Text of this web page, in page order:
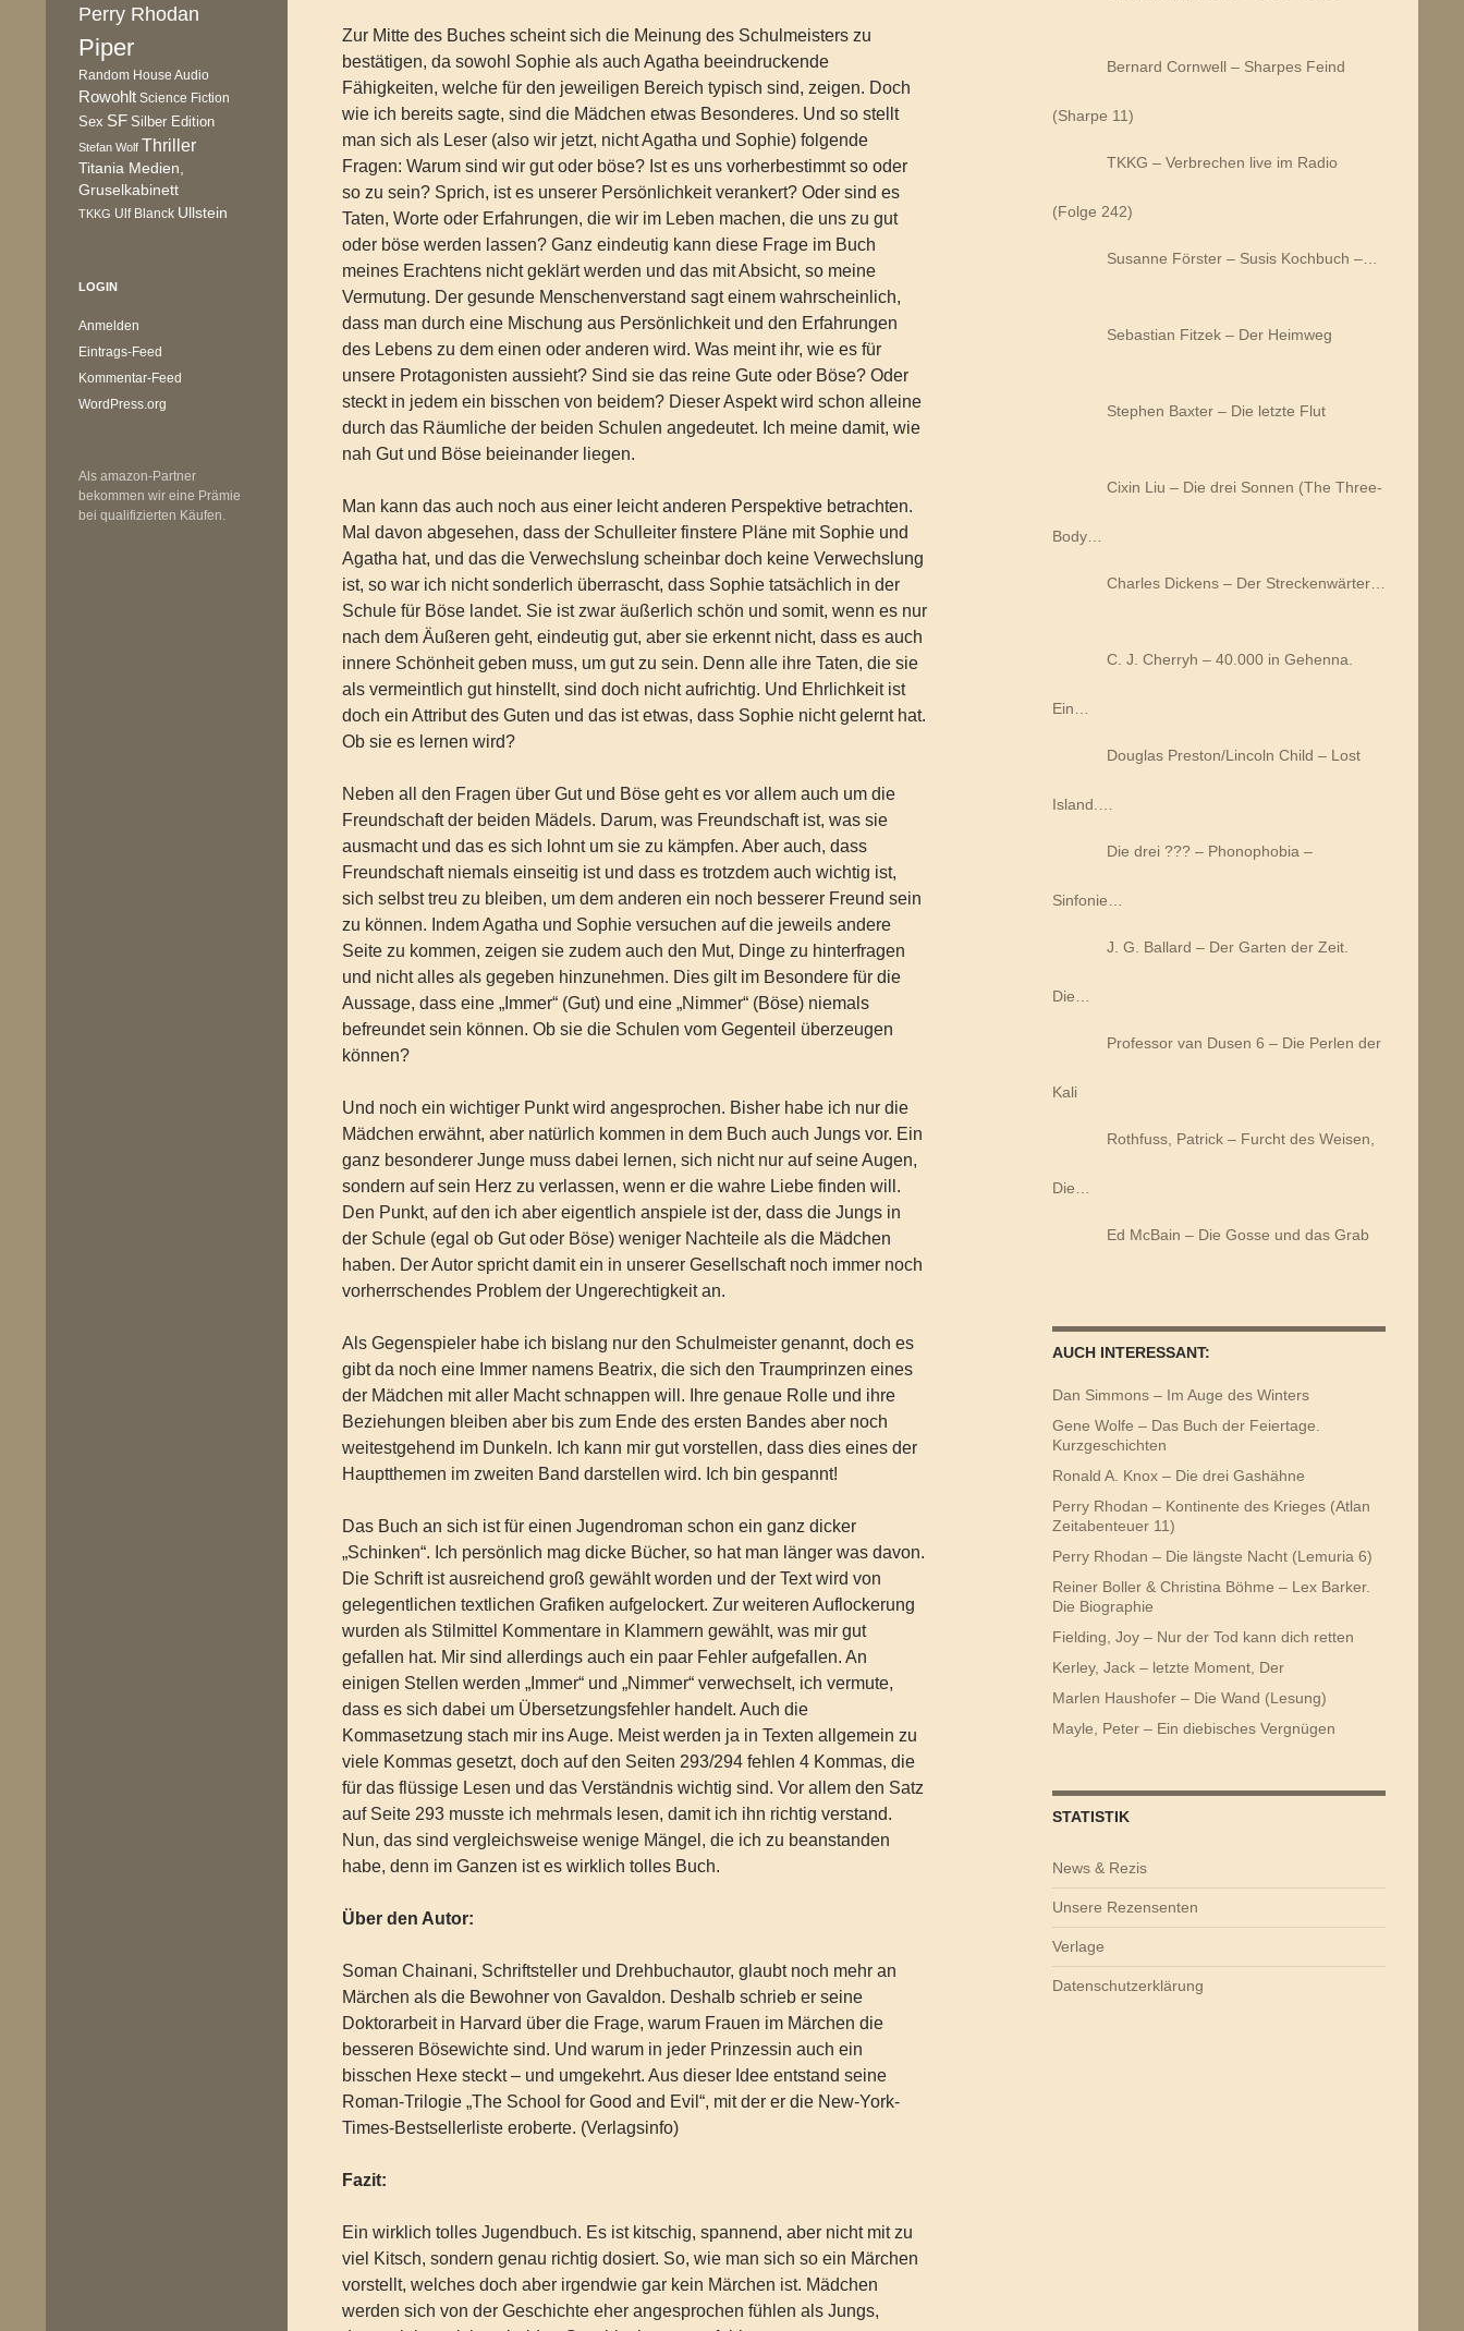
Zur Mitte des Buches scheint sich die Meinung des Schulmeisters zu
bestätigen, da sowohl Sophie als auch Agatha beeindruckende
Fähigkeiten, welche für den jeweiligen Bereich typisch sind, zeigen. Doch
wie ich bereits sagte, sind die Mädchen etwas Besonderes. Und so stellt
man sich als Leser (also wir jetzt, nicht Agatha und Sophie) folgende
Fragen: Warum sind wir gut oder böse? Ist es uns vorherbestimmt so oder
so zu sein? Sprich, ist es unserer Persönlichkeit verankert? Oder sind es
Taten, Worte oder Erfahrungen, die wir im Leben machen, die uns zu gut
oder böse werden lassen? Ganz eindeutig kann diese Frage im Buch
meines Erachtens nicht geklärt werden und das mit Absicht, so meine
Vermutung. Der gesunde Menschenverstand sagt einem wahrscheinlich,
dass man durch eine Mischung aus Persönlichkeit und den Erfahrungen
des Lebens zu dem einen oder anderen wird. Was meint ihr, wie es für
unsere Protagonisten aussieht? Sind sie das reine Gute oder Böse? Oder
steckt in jedem ein bisschen von beidem? Dieser Aspekt wird schon alleine
durch das Räumliche der beiden Schulen angedeutet. Ich meine damit, wie
nah Gut und Böse beieinander liegen.
Man kann das auch noch aus einer leicht anderen Perspektive betrachten.
Mal davon abgesehen, dass der Schulleiter finstere Pläne mit Sophie und
Agatha hat, und das die Verwechslung scheinbar doch keine Verwechslung
ist, so war ich nicht sonderlich überrascht, dass Sophie tatsächlich in der
Schule für Böse landet. Sie ist zwar äußerlich schön und somit, wenn es nur
nach dem Äußeren geht, eindeutig gut, aber sie erkennt nicht, dass es auch
innere Schönheit geben muss, um gut zu sein. Denn alle ihre Taten, die sie
als vermeintlich gut hinstellt, sind doch nicht aufrichtig. Und Ehrlichkeit ist
doch ein Attribut des Guten und das ist etwas, dass Sophie nicht gelernt hat.
Ob sie es lernen wird?
Neben all den Fragen über Gut und Böse geht es vor allem auch um die
Freundschaft der beiden Mädels. Darum, was Freundschaft ist, was sie
ausmacht und das es sich lohnt um sie zu kämpfen. Aber auch, dass
Freundschaft niemals einseitig ist und dass es trotzdem auch wichtig ist,
sich selbst treu zu bleiben, um dem anderen ein noch besserer Freund sein
zu können. Indem Agatha und Sophie versuchen auf die jeweils andere
Seite zu kommen, zeigen sie zudem auch den Mut, Dinge zu hinterfragen
und nicht alles als gegeben hinzunehmen. Dies gilt im Besondere für die
Aussage, dass eine „Immer“ (Gut) und eine „Nimmer“ (Böse) niemals
befreundet sein können. Ob sie die Schulen vom Gegenteil überzeugen
können?
Und noch ein wichtiger Punkt wird angesprochen. Bisher habe ich nur die
Mädchen erwähnt, aber natürlich kommen in dem Buch auch Jungs vor. Ein
ganz besonderer Junge muss dabei lernen, sich nicht nur auf seine Augen,
sondern auf sein Herz zu verlassen, wenn er die wahre Liebe finden will.
Den Punkt, auf den ich aber eigentlich anspiele ist der, dass die Jungs in
der Schule (egal ob Gut oder Böse) weniger Nachteile als die Mädchen
haben. Der Autor spricht damit ein in unserer Gesellschaft noch immer noch
vorherrschendes Problem der Ungerechtigkeit an.
Als Gegenspieler habe ich bislang nur den Schulmeister genannt, doch es
gibt da noch eine Immer namens Beatrix, die sich den Traumprinzen eines
der Mädchen mit aller Macht schnappen will. Ihre genaue Rolle und ihre
Beziehungen bleiben aber bis zum Ende des ersten Bandes aber noch
weitestgehend im Dunkeln. Ich kann mir gut vorstellen, dass dies eines der
Hauptthemen im zweiten Band darstellen wird. Ich bin gespannt!
Das Buch an sich ist für einen Jugendroman schon ein ganz dicker
„Schinken“. Ich persönlich mag dicke Bücher, so hat man länger was davon.
Die Schrift ist ausreichend groß gewählt worden und der Text wird von
gelegentlichen textlichen Grafiken aufgelockert. Zur weiteren Auflockerung
wurden als Stilmittel Kommentare in Klammern gewählt, was mir gut
gefallen hat. Mir sind allerdings auch ein paar Fehler aufgefallen. An
einigen Stellen werden „Immer“ und „Nimmer“ verwechselt, ich vermute,
dass es sich dabei um Übersetzungsfehler handelt. Auch die
Kommasetzung stach mir ins Auge. Meist werden ja in Texten allgemein zu
viele Kommas gesetzt, doch auf den Seiten 293/294 fehlen 4 Kommas, die
für das flüssige Lesen und das Verständnis wichtig sind. Vor allem den Satz
auf Seite 293 musste ich mehrmals lesen, damit ich ihn richtig verstand.
Nun, das sind vergleichsweise wenige Mängel, die ich zu beanstanden
habe, denn im Ganzen ist es wirklich tolles Buch.
Über den Autor:
Soman Chainani, Schriftsteller und Drehbuchautor, glaubt noch mehr an
Märchen als die Bewohner von Gavaldon. Deshalb schrieb er seine
Doktorarbeit in Harvard über die Frage, warum Frauen im Märchen die
besseren Bösewichte sind. Und warum in jeder Prinzessin auch ein
bisschen Hexe steckt – und umgekehrt. Aus dieser Idee entstand seine
Roman-Trilogie „The School for Good and Evil“, mit der er die New-York-
Times-Bestsellerliste eroberte. (Verlagsinfo)
Fazit:
Ein wirklich tolles Jugendbuch. Es ist kitschig, spannend, aber nicht mit zu
viel Kitsch, sondern genau richtig dosiert. So, wie man sich so ein Märchen
vorstellt, welches doch aber irgendwie gar kein Märchen ist. Mädchen
werden sich von der Geschichte eher angesprochen fühlen als Jungs,
Bernard Cornwell – Sharpes Feind
(Sharpe 11)
TKKG – Verbrechen live im Radio
(Folge 242)
Susanne Förster – Susis Kochbuch –…
Sebastian Fitzek – Der Heimweg
Stephen Baxter – Die letzte Flut
Cixin Liu – Die drei Sonnen (The Three-
Body…
Charles Dickens – Der Streckenwärter…
C. J. Cherryh – 40.000 in Gehenna.
Ein…
Douglas Preston/Lincoln Child – Lost
Island.…
Die drei ??? – Phonophobia –
Sinfonie…
J. G. Ballard – Der Garten der Zeit.
Die…
Professor van Dusen 6 – Die Perlen der
Kali
Rothfuss, Patrick – Furcht des Weisen,
Die…
Ed McBain – Die Gosse und das Grab
AUCH INTERESSANT:
Dan Simmons – Im Auge des Winters
Gene Wolfe – Das Buch der Feiertage.
Kurzgeschichten
Ronald A. Knox – Die drei Gashähne
Perry Rhodan – Kontinente des Krieges (Atlan
Zeitabenteuer 11)
Perry Rhodan – Die längste Nacht (Lemuria 6)
Reiner Boller & Christina Böhme – Lex Barker.
Die Biographie
Fielding, Joy – Nur der Tod kann dich retten
Kerley, Jack – letzte Moment, Der
Marlen Haushofer – Die Wand (Lesung)
Mayle, Peter – Ein diebisches Vergnügen
STATISTIK
News & Rezis
Unsere Rezensenten
Verlage
Datenschutzerklärung
Perry Rhodan
Piper
Random House Audio
Rowohlt Science Fiction
Sex SF Silber Edition
Stefan Wolf Thriller
Titania Medien,
Gruselkabinett
TKKG Ulf Blanck Ullstein
LOGIN
Anmelden
Eintrags-Feed
Kommentar-Feed
WordPress.org
Als amazon-Partner
bekommen wir eine Prämie
bei qualifizierten Käufen.